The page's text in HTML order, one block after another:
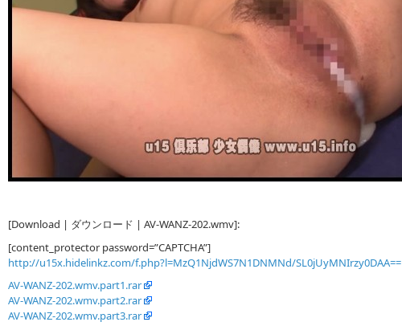
[Download | ダウンロード | AV-WANZ-202.wmv]:
[content_protector password=”CAPTCHA”]
http://u15x.hidelinkz.com/f.php?l=MzQ1NjdWS7N1DNMNd/SL0jUyMNIrzy0DAA==
AV-WANZ-202.wmv.part1.rar
AV-WANZ-202.wmv.part2.rar
AV-WANZ-202.wmv.part3.rar